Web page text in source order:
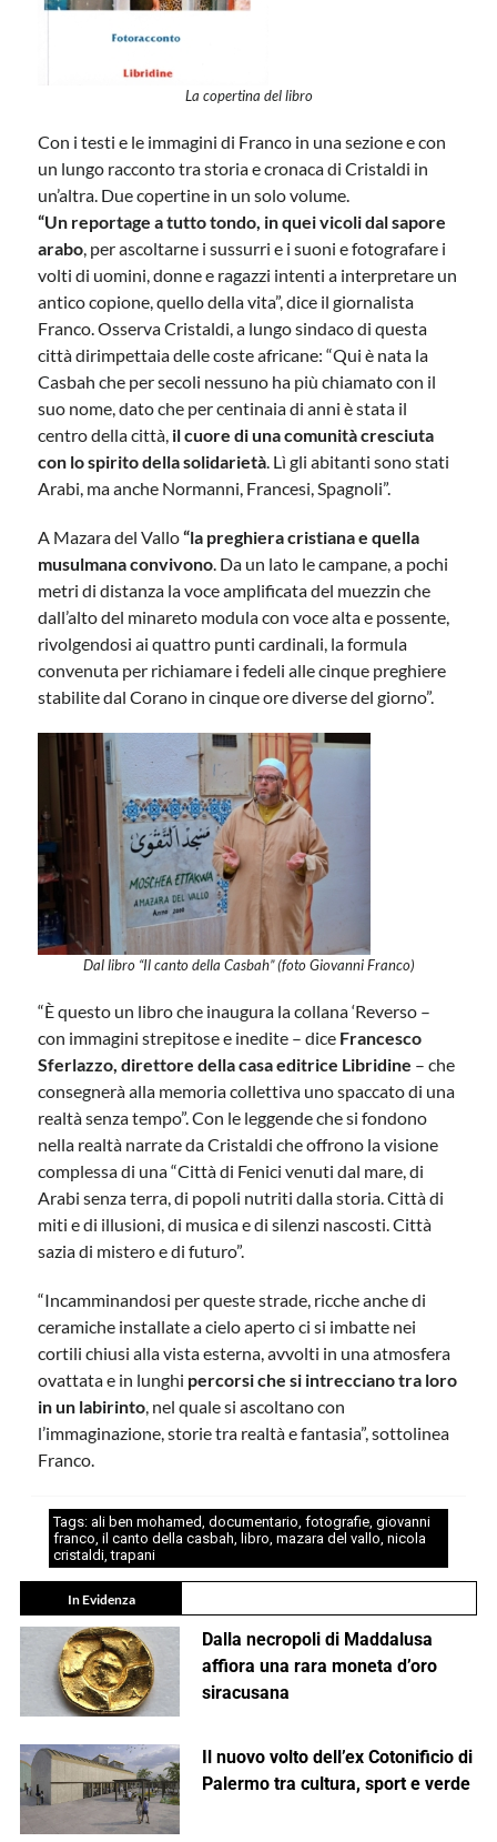
La copertina del libro
Con i testi e le immagini di Franco in una sezione e con
un lungo racconto tra storia e cronaca di Cristaldi in
un’altra. Due copertine in un solo volume.
“Un reportage a tutto tondo, in quei vicoli dal sapore
arabo, per ascoltarne i sussurri e i suoni e fotografare i
volti di uomini, donne e ragazzi intenti a interpretare un
antico copione, quello della vita”, dice il giornalista
Franco. Osserva Cristaldi, a lungo sindaco di questa
città dirimpettaia delle coste africane: “Qui è nata la
Casbah che per secoli nessuno ha più chiamato con il
suo nome, dato che per centinaia di anni è stata il
centro della città, il cuore di una comunità cresciuta
con lo spirito della solidarietà. Lì gli abitanti sono stati
Arabi, ma anche Normanni, Francesi, Spagnoli”.
A Mazara del Vallo“la preghiera cristiana e quella
musulmana convivono. Da un lato le campane, a pochi
metri di distanza la voce amplificata del muezzin che
dall’alto del minareto modula con voce alta e possente,
rivolgendosi ai quattro punti cardinali, la formula
convenuta per richiamare i fedeli alle cinque preghiere
stabilite dal Corano in cinque ore diverse del giorno”.
Dal libro “Il canto della Casbah” (foto Giovanni Franco)
“È questo un libro che inaugura la collana ‘Reverso –
con immagini strepitose e inedite – dice Francesco
Sferlazzo, direttore della casa editrice Libridine – che
consegnerà alla memoria collettiva uno spaccato di una
realtà senza tempo”. Con le leggende che si fondono
nella realtà narrate da Cristaldi che offrono la visione
complessa di una “Città di Fenici venuti dal mare, di
Arabi senza terra, di popoli nutriti dalla storia. Città di
miti e di illusioni, di musica e di silenzi nascosti. Città
sazia di mistero e di futuro”.
“Incamminandosi per queste strade, ricche anche di
ceramiche installate a cielo aperto ci si imbatte nei
cortili chiusi alla vista esterna, avvolti in una atmosfera
ovattata e in lunghi percorsi che si intrecciano tra loro
in un labirinto, nel quale si ascoltano con
l’immaginazione, storie tra realtà e fantasia”, sottolinea
Franco.
Tags: ali ben mohamed, documentario, fotografie, giovanni
franco, il canto della casbah, libro, mazara del vallo, nicola
cristaldi,trapani
In Evidenza
Dalla necropoli di Maddalusa
affiora una rara moneta d’oro
siracusana
Il nuovo volto dell’ex Cotonificio di
Palermo tra cultura, sport e verde